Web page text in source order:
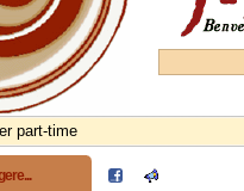
part-time